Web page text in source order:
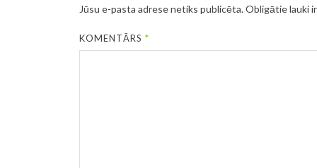
Jūsu e-pasta adrese netiks publicēta.Obligātie lauki
KOMENTĀRS*